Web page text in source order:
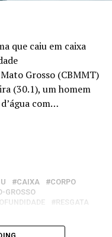
que caiu em caixa
Grosso (CBMMT)
(30.1), um homem
com…
CAIXA
CORPO
GROSSO
RESGATA